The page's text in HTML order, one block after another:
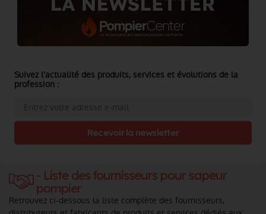
- Liste des fournisseurs pour sapeur
pompier
Retrouvez ci-dessous la liste complète des fournisseurs,
Suivez l'actualité des produits, services et évolutions de la
profession :
Recevoir la newsletter